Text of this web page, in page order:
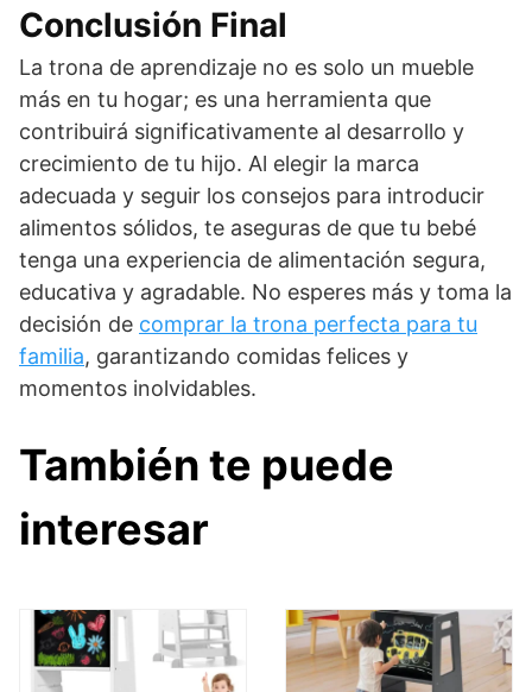
Conclusión Final
La trona de aprendizaje no es solo un mueble
más en tu hogar; es una herramienta que
contribuirá significativamente al desarrollo y
crecimiento de tu hijo. Al elegir la marca
adecuada y seguir los consejos para introducir
alimentos sólidos, te aseguras de que tu bebé
tenga una experiencia de alimentación segura,
educativa y agradable. No esperes más y toma la
decisión de comprar la trona perfecta para tu
familia, garantizando comidas felices y
momentos inolvidables.
También te puede
interesar